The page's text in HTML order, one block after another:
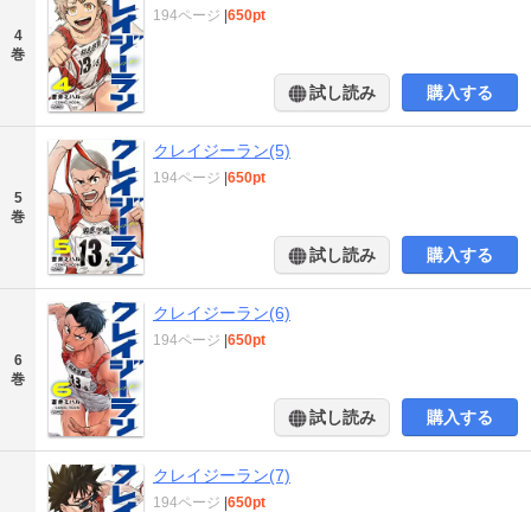
4
巻
194ページ |650pt
試し読み 購入する
5
巻
クレイジーラン(5)
194ページ |650pt
試し読み 購入する
6
巻
クレイジーラン(6)
194ページ |650pt
試し読み 購入する
クレイジーラン(7)
194ページ |650pt